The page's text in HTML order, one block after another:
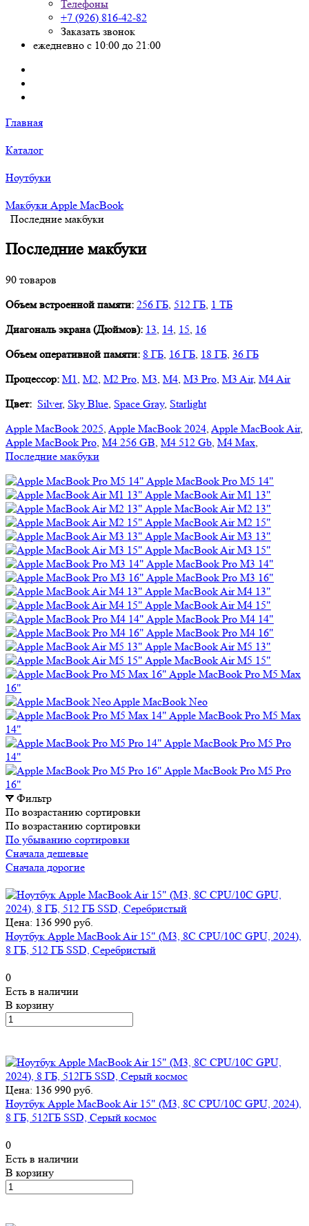
Телефоны
+7 (926) 816-42-82
Заказать звонок
ежедневно с 10:00 до 21:00
Главная
Каталог
Ноутбуки
Макбуки Apple MacBook
Последние макбуки
Последние макбуки
90 товаров
Объем встроенной памяти: 256 ГБ, 512 ГБ, 1 ТБ
Диагональ экрана (Дюймов): 13, 14, 15, 16
Объем оперативной памяти: 8 ГБ, 16 ГБ, 18 ГБ, 36 ГБ
Процессор: M1, M2, M2 Pro, M3, M4, M3 Pro, M3 Air, M4 Air
Цвет: Silver, Sky Blue, Space Gray, Starlight
Apple MacBook 2025, Apple MacBook 2024, Apple MacBook Air,
Apple MacBook Pro, M4 256 GB, M4 512 Gb, M4 Max,
Последние макбуки
Apple MacBook Pro M5 14"
Apple MacBook Air M1 13"
Apple MacBook Air M2 13"
Apple MacBook Air M2 15"
Apple MacBook Air M3 13"
Apple MacBook Air M3 15"
Apple MacBook Pro M3 14"
Apple MacBook Pro M3 16"
Apple MacBook Air M4 13"
Apple MacBook Air M4 15"
Apple MacBook Pro M4 14"
Apple MacBook Pro M4 16"
Apple MacBook Air M5 13"
Apple MacBook Air M5 15"
Apple MacBook Pro M5 Max
16"
Apple MacBook Neo
Apple MacBook Pro M5 Max
14"
Apple MacBook Pro M5 Pro
14"
Apple MacBook Pro M5 Pro
16"
Фильтр
По возрастанию сортировки
По возрастанию сортировки
По убыванию сортировки
Сначала дешевые
Сначала дорогие
Цена: 136 990 руб.
Ноутбук Apple MacBook Air 15" (M3, 8C CPU/10C GPU, 2024),
8 ГБ, 512 ГБ SSD, Серебристый
0
Есть в наличии
В корзину
Цена: 136 990 руб.
Ноутбук Apple MacBook Air 15" (M3, 8C CPU/10C GPU, 2024),
8 ГБ, 512ГБ SSD, Серый космос
0
Есть в наличии
В корзину